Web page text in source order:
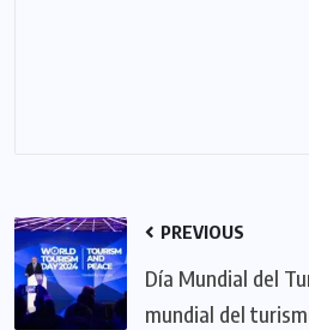
PREVIOUS
Día Mundial del
mundial del